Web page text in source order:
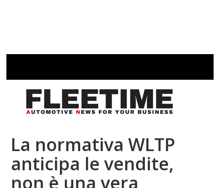
La normativa WLTP
anticipa le vendite,
non è una vera